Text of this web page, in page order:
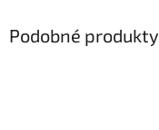
Podobné produkty